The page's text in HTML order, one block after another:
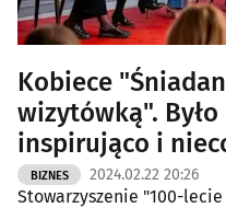
Kobiece
wizytówką". Było
inspirująco i
politycznie
BIZNES 2024.02.22 20:26
Stowarzyszenie "100-